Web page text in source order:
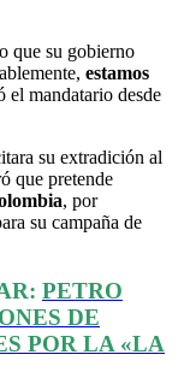
que su gobierno
estamos
el mandatario desde
su extradición al
que pretende
, por
su campaña de
PETRO
DE
POR LA «LA